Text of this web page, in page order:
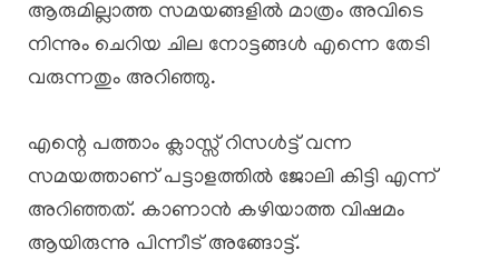
ആരുമില്ലാത്ത സമയങ്ങളിൽ മാത്രം അവിടെ
നിന്നും ചെറിയ ചില നോട്ടങ്ങൾ എന്നെ തേടി
വരുന്നതും അറിഞ്ഞു.
എന്റെ പത്താം ക്ലാസ്സ്‌ റിസൾട്ട്‌ വന്ന
സമയത്താണ് പട്ടാളത്തിൽ ജോലി കിട്ടി എന്ന്
അറിഞ്ഞത്. കാണാൻ കഴിയാത്ത വിഷമം
ആയിരുന്നു പിന്നീട് അങ്ങോട്ട്‌.